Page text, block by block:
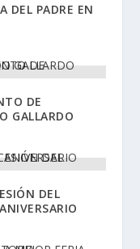
DEL PADRE EN
DE
GALLARDO
DEL